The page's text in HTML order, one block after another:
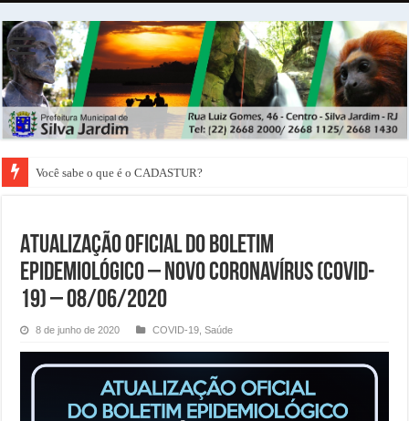
Você sabe o que é o CADASTUR?
ATUALIZAÇÃO OFICIAL DO BOLETIM
EPIDEMIOLÓGICO – NOVO CORONAVÍRUS (COVID-
19) – 08/06/2020
8 de junho de 2020 COVID-19 ,Saúde